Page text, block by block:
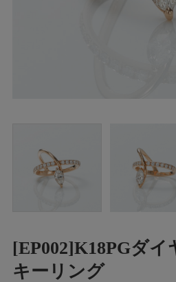
[EP002]K18PGダ
キーリング